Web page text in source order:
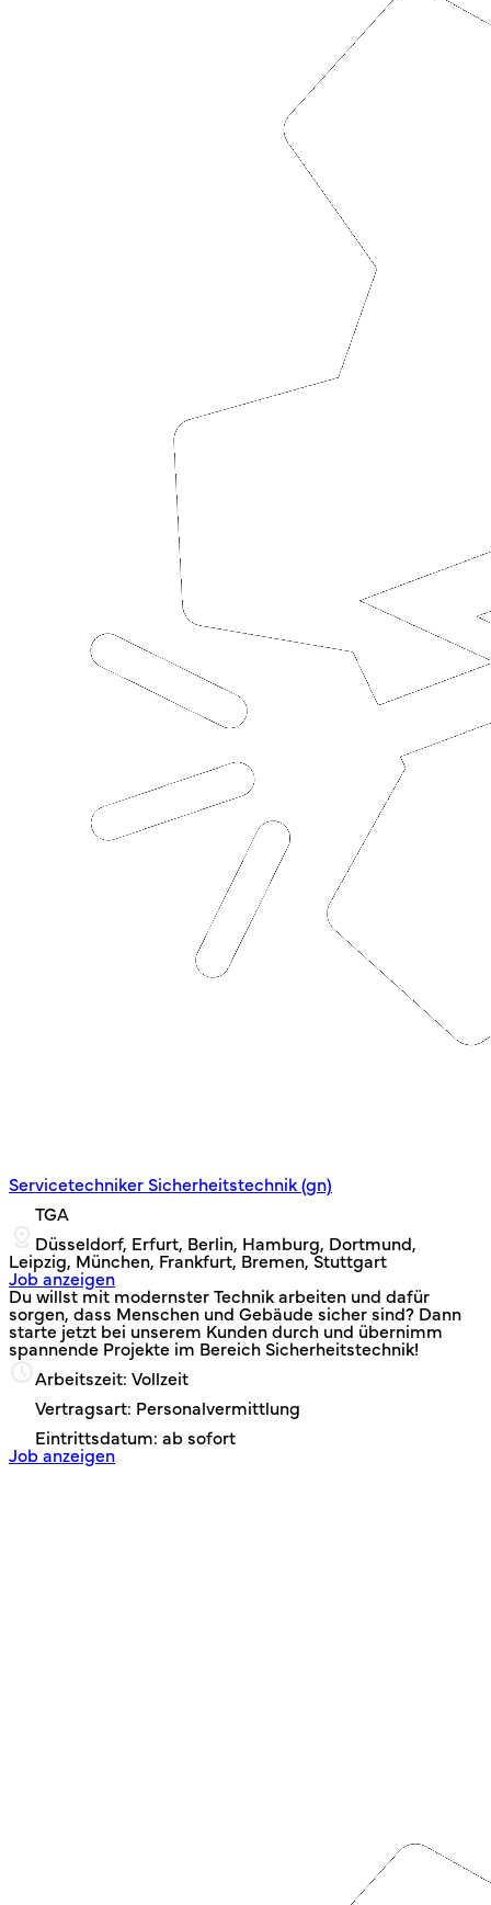
Servicetechniker Sicherheitstechnik (gn)
TGA
Düsseldorf, Erfurt, Berlin, Hamburg, Dortmund,
Leipzig, München, Frankfurt, Bremen, Stuttgart
Job anzeigen
Du willst mit modernster Technik arbeiten und dafür
sorgen, dass Menschen und Gebäude sicher sind? Dann
starte jetzt bei unserem Kunden durch und übernimm
spannende Projekte im Bereich Sicherheitstechnik!
Arbeitszeit: Vollzeit
Vertragsart: Personalvermittlung
Eintrittsdatum: ab sofort
Job anzeigen